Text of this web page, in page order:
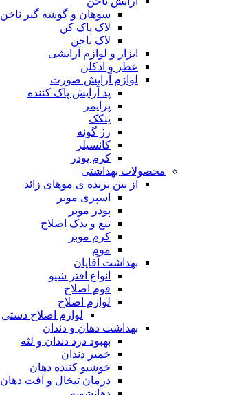
سوهان و گوشه گیر ناخن
لاک پاک کن
لاک ناخن
ابزار و لوازم آرایشی
عطر و ادکلن
لوازم آرایش صورت
پد آرایش پاک کننده
پرایمر
پنکک
رژ گونه
کانسیلر
کرم پودر
محصولات بهداشتی
از بین برنده ی موهای زائد
اسپری موبر
پودر موبر
تیغ و یدک اصلاح
کرم موبر
موم
بهداشت آقایان
انواع افتر شیو
فوم اصلاح
لوازم اصلاح
لوازم اصلاح دستی
بهداشت دهان و دندان
بهبود درد دندان و لثه
خمیر دندان
خوشبو کننده دهان
درمان تبخال و آفت دهان